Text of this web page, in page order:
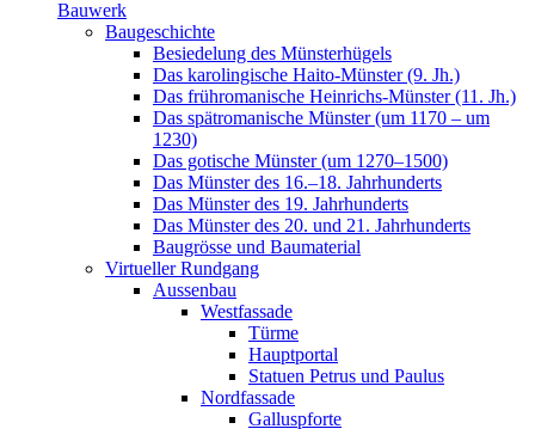
Bauwerk
Baugeschichte
Besiedelung des Münsterhügels
Das karolingische Haito-Münster (9. Jh.)
Das frühromanische Heinrichs-Münster (11. Jh.)
Das spätromanische Münster (um 1170 – um
1230)
Das gotische Münster (um 1270–1500)
Das Münster des 16.–18. Jahrhunderts
Das Münster des 19. Jahrhunderts
Das Münster des 20. und 21. Jahrhunderts
Baugrösse und Baumaterial
Virtueller Rundgang
Aussenbau
Westfassade
Türme
Hauptportal
Statuen Petrus und Paulus
Nordfassade
Galluspforte